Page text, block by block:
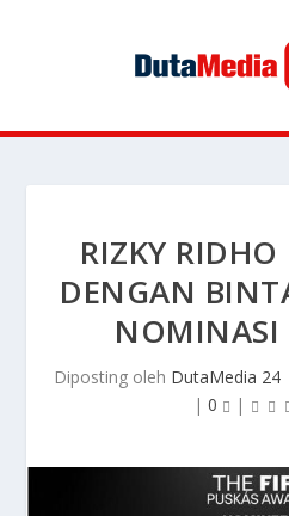
RIZKY RIDHO
DENGAN
NOMINASI
Diposting oleh DutaMedia 24
| 0 |